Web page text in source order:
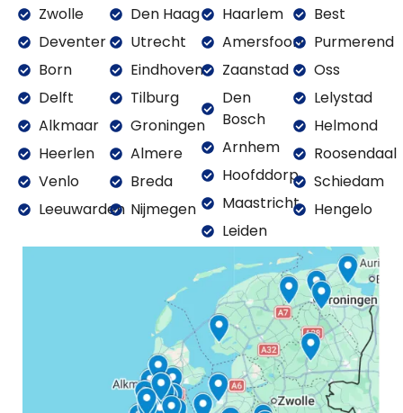
Zwolle
Deventer
Born
Delft
Alkmaar
Heerlen
Venlo
Leeuwarden
Den Haag
Utrecht
Eindhoven
Tilburg
Groningen
Almere
Breda
Nijmegen
Haarlem
Amersfoort
Zaanstad
Den
Bosch
Arnhem
Hoofddorp
Maastricht
Leiden
Best
Purmerend
Oss
Lelystad
Helmond
Roosendaal
Schiedam
Hengelo